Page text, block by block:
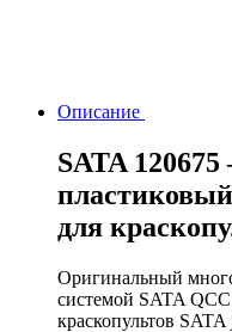
Описание
SATA
для
Оригинальный
системой SATA
краскопультов SATA